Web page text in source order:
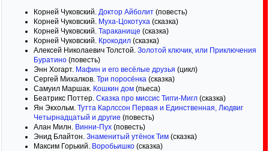
Корней Чуковский. Доктор Айболит (повесть)
Корней Чуковский. Муха-Цокотуха (сказка)
Корней Чуковский. Тараканище (сказка)
Корней Чуковский. Крокодил (сказка)
Алексей Николаевич Толстой. Золотой ключик, или Приключения
Буратино (повесть)
Энн Хогарт. Мафин и его весёлые друзья (цикл)
Сергей Михалков. Три поросёнка (сказка)
Самуил Маршак. Кошкин дом (пьеса)
Беатрикс Поттер. Сказка про миссис Тигги-Мигл (сказка)
Ян Экхольм. Тутта Карлссон Первая и Единственная, Людвиг
Четырнадцатый и другие (повесть)
Алан Милн. Винни-Пух (повесть)
Энид Блайтон. Знаменитый утёнок Тим (сказка)
Максим Горький. Воробьишко (сказка)